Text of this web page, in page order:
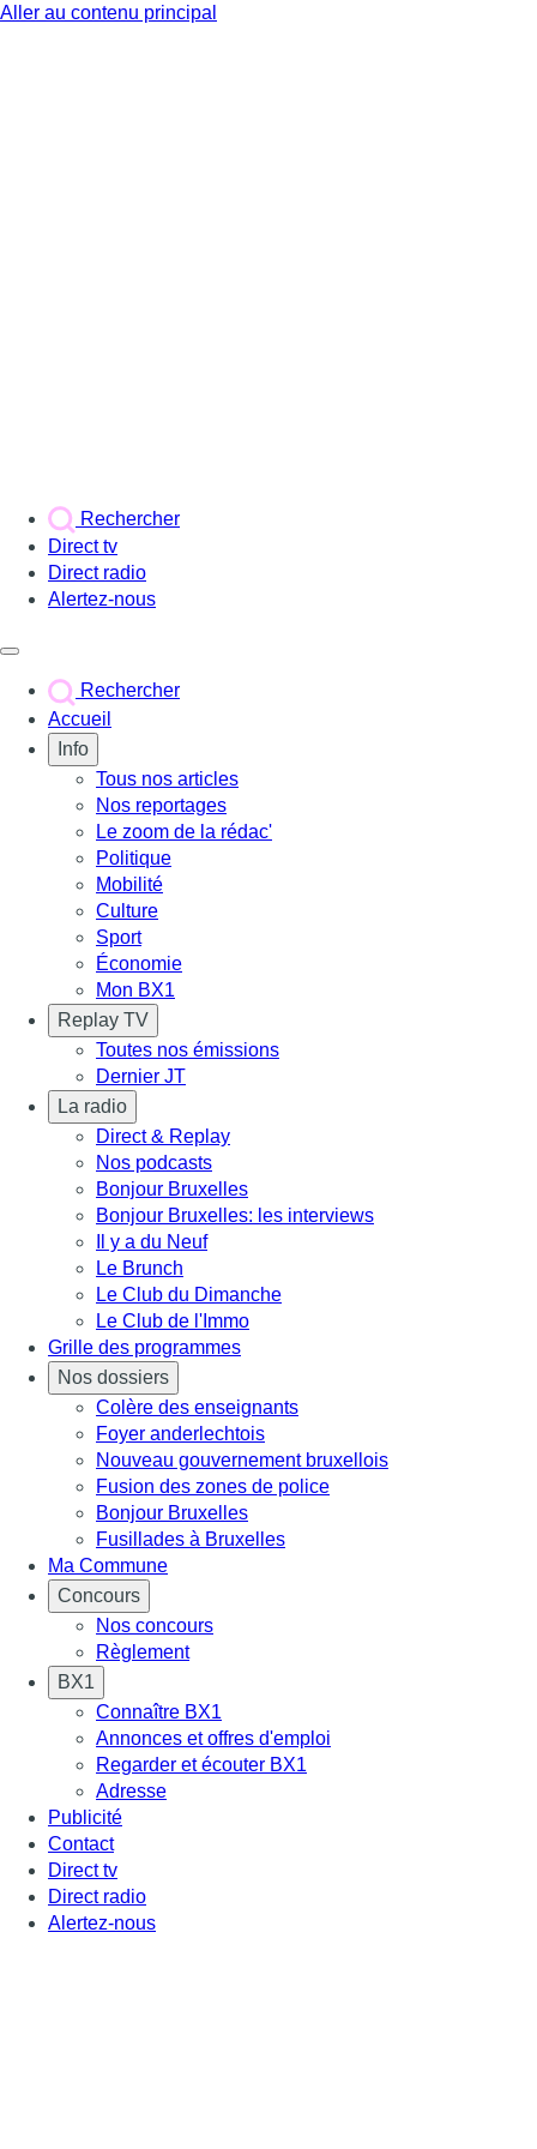
Aller au contenu principal
Rechercher
Direct tv
Direct radio
Alertez-nous
Rechercher
Accueil
Info
Tous nos articles
Nos reportages
Le zoom de la rédac'
Politique
Mobilité
Culture
Sport
Économie
Mon BX1
Replay TV
Toutes nos émissions
Dernier JT
La radio
Direct & Replay
Nos podcasts
Bonjour Bruxelles
Bonjour Bruxelles: les interviews
Il y a du Neuf
Le Brunch
Le Club du Dimanche
Le Club de l'Immo
Grille des programmes
Nos dossiers
Colère des enseignants
Foyer anderlechtois
Nouveau gouvernement bruxellois
Fusion des zones de police
Bonjour Bruxelles
Fusillades à Bruxelles
Ma Commune
Concours
Nos concours
Règlement
BX1
Connaître BX1
Annonces et offres d'emploi
Regarder et écouter BX1
Adresse
Publicité
Contact
Direct tv
Direct radio
Alertez-nous